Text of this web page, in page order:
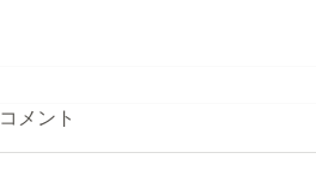
コメント